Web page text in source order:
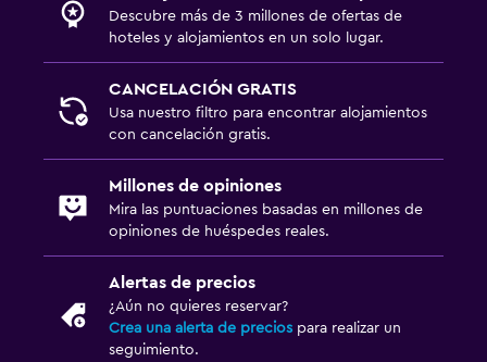
Descubre más de 3 millones de ofertas de
hoteles y alojamientos en un solo lugar.
CANCELACIÓN GRATIS
Usa nuestro filtro para encontrar alojamientos
con cancelación gratis.
Millones de opiniones
Mira las puntuaciones basadas en millones de
opiniones de huéspedes reales.
Alertas de precios
¿Aún no quieres reservar?
Crea una alerta de precios para realizar un
seguimiento.